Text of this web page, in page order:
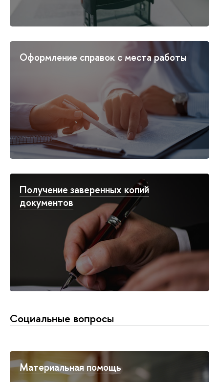
Оформление справок с места работы
Получение заверенных копий
документов
Социальные вопросы
Материальная помощь